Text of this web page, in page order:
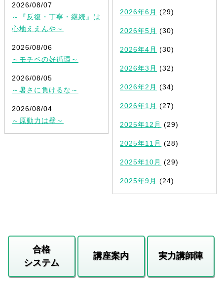
2026/08/07
～『反復・丁寧・継続』は
心地ええんや～
2026/08/06
～モチベの好循環～
2026/08/05
～暑さに負けるな～
2026/08/04
～原動力は壁～
2026年6月 (29)
2026年5月 (30)
2026年4月 (30)
2026年3月 (32)
2026年2月 (34)
2026年1月 (27)
2025年12月 (29)
2025年11月 (28)
2025年10月 (29)
2025年9月 (24)
合格
システム
講座案内 実力講師陣